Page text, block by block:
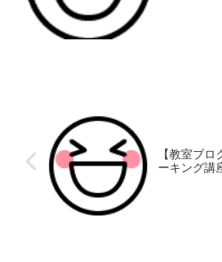
【教室ブ
ーキング講